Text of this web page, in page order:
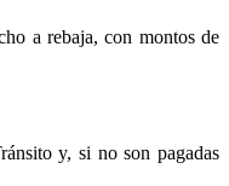
a rebaja, con montos de
y, si no son pagadas